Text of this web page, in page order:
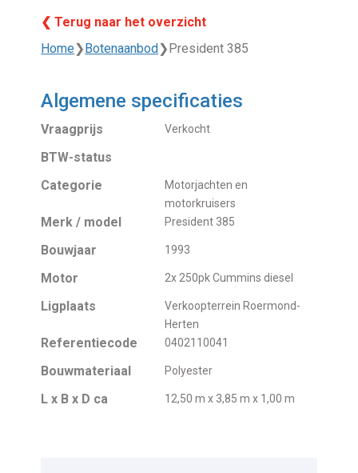
❮ Terug naar het overzicht
Home❯Botenaanbod❯President 385
Algemene specificaties
Vraagprijs Verkocht
BTW-status
Categorie
Motorjachten en
motorkruisers
Merk / model President 385
Bouwjaar 1993
Motor 2x 250pk Cummins diesel
Ligplaats
Verkoopterrein Roermond-
Herten
Referentiecode 0402110041
Bouwmateriaal Polyester
L x B x D ca 12,50 m x 3,85 m x 1,00 m